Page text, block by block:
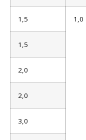
1,5 1,0
1,5
2,0
2,0
3,0